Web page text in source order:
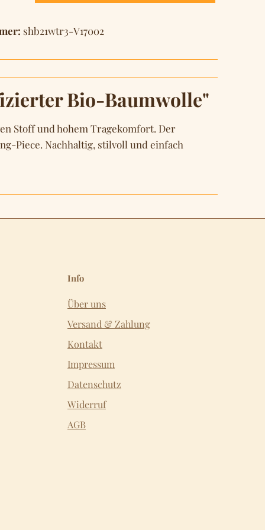
shb21wtr3-V17002
Bio-Baumwolle"
Stoff und hohem Tragekomfort. Der
Piece. Nachhaltig, stilvoll und einfach
Info
Über uns
Versand & Zahlung
Kontakt
Impressum
Datenschutz
Widerruf
AGB